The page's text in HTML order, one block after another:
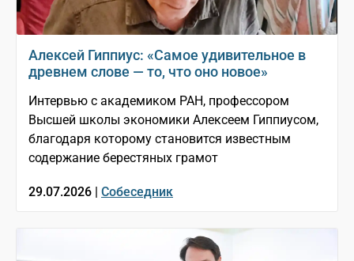
Алексей Гиппиус: «Самое удивительное в
древнем слове — то, что оно новое»
Интервью с академиком РАН, профессором
Высшей школы экономики Алексеем Гиппиусом,
благодаря которому становится известным
содержание берестяных грамот
29.07.2026 | Собеседник